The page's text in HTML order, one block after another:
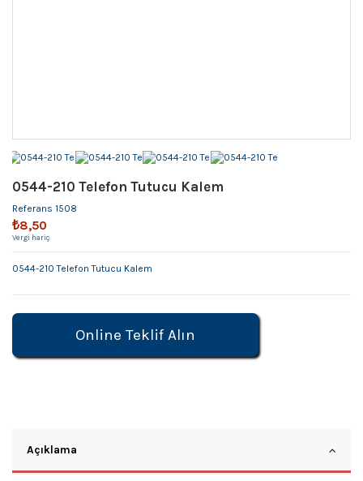
0544-210 Telefon Tutucu Kalem
Referans 1508
₺8,50
Vergi hariç
0544-210 Telefon Tutucu Kalem
Online Teklif Alın
Açıklama